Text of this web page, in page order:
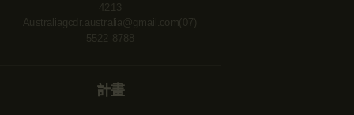
4213
Australiagcdr.australia@gmail.com(07)
5522-8788
計畫